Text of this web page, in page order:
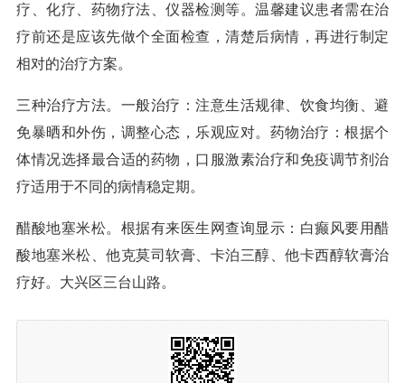
疗、化疗、药物疗法、仪器检测等。温馨建议患者需在治
疗前还是应该先做个全面检查，清楚后病情，再进行制定
相对的治疗方案。
三种治疗方法。一般治疗：注意生活规律、饮食均衡、避
免暴晒和外伤，调整心态，乐观应对。药物治疗：根据个
体情况选择最合适的药物，口服激素治疗和免疫调节剂治
疗适用于不同的病情稳定期。
醋酸地塞米松。根据有来医生网查询显示：白癫风要用醋
酸地塞米松、他克莫司软膏、卡泊三醇、他卡西醇软膏治
疗好。大兴区三台山路。